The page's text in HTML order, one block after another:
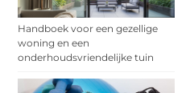
Handboek voor een gezellige
woning en een
onderhoudsvriendelijke tuin